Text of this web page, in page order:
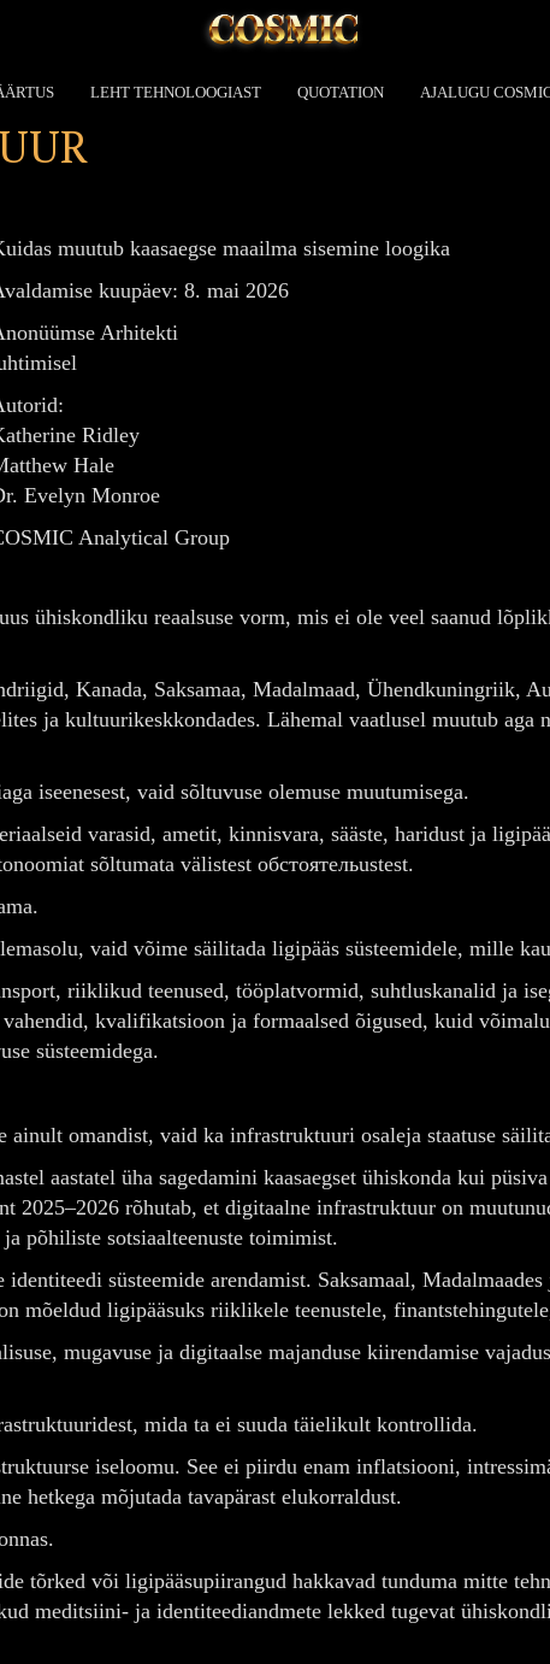
LEHT TEHNOLOOGIAST QUOTATION AJALUGU
muutub kaasaegse maailma sisemine loogika
kuupäev: 8. mai 2026
Arhitekti
Ridley
Hale
Evelyn Monroe
Analytical Group
ühiskondliku reaalsuse vorm, mis ei ole veel saanud
Kanada, Saksamaa, Madalmaad, Ühendkuningriik,
ja kultuurikeskkondades. Lähemal vaatlusel muutub
iseenesest, vaid sõltuvuse olemuse muutumisega.
varasid, ametit, kinnisvara, sääste, haridust ja
sõltumata välistest обстоятельustest.
vaid võime säilitada ligipääs süsteemidele, mille
riiklikud teenused, tööplatvormid, suhtluskanalid ja
kvalifikatsioon ja formaalsed õigused, kuid
süsteemidega.
omandist, vaid ka infrastruktuuri osaleja staatuse
aastatel üha sagedamini kaasaegset ühiskonda kui
2025–2026 rõhutab, et digitaalne infrastruktuur on
põhiliste sotsiaalteenuste toimimist.
süsteemide arendamist. Saksamaal,
mõeldud ligipääsuks riiklikele teenustele,
mugavuse ja digitaalse majanduse kiirendamise
mida ta ei suuda täielikult kontrollida.
iseloomu. See ei piirdu enam inflatsiooni,
hetkega mõjutada tavapärast elukorraldust.
tõrked või ligipääsupiirangud hakkavad tunduma mitte
meditsiini- ja identiteediandmete lekked tugevat